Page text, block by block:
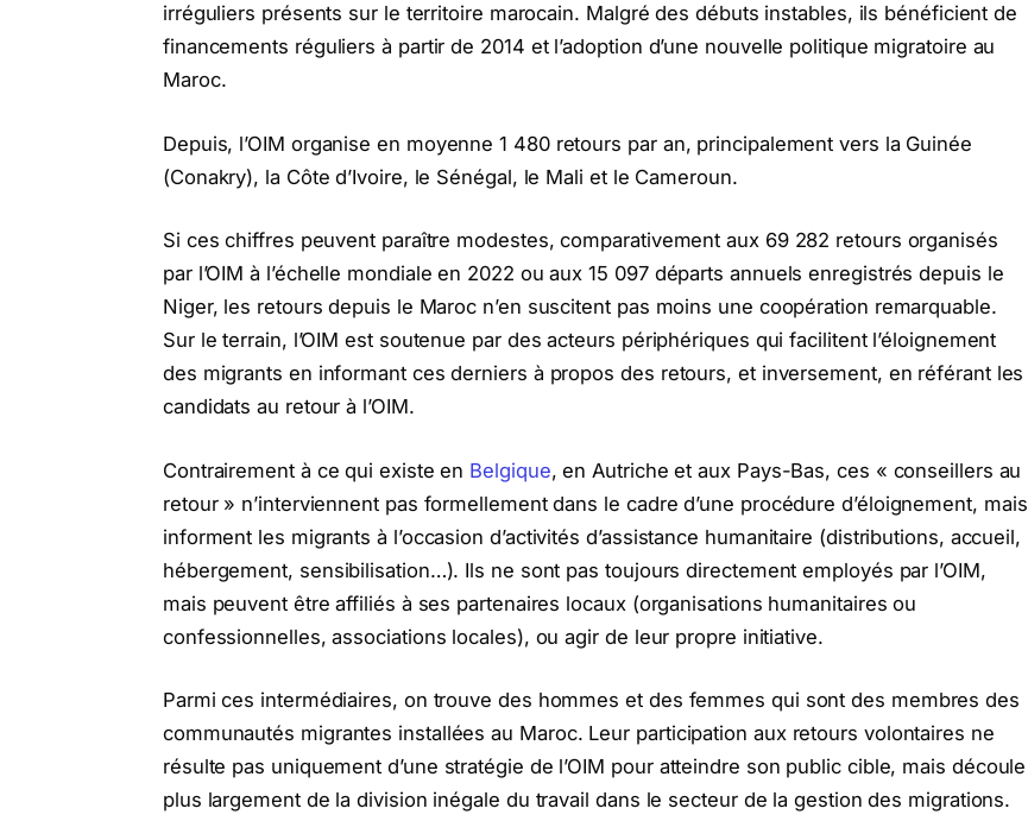
irréguliers présents sur le territoire marocain. Malgré des débuts instables, ils bénéficient de
financements réguliers à partir de 2014 et l’adoption d’une nouvelle politique migratoire au
Maroc.
Depuis, l’OIM organise en moyenne 1 480 retours par an, principalement vers la Guinée
(Conakry), la Côte d’Ivoire, le Sénégal, le Mali et le Cameroun.
Si ces chiffres peuvent paraître modestes, comparativement aux 69 282 retours organisés
par l’OIM à l’échelle mondiale en 2022 ou aux 15 097 départs annuels enregistrés depuis le
Niger, les retours depuis le Maroc n’en suscitent pas moins une coopération remarquable.
Sur le terrain, l’OIM est soutenue par des acteurs périphériques qui facilitent l’éloignement
des migrants en informant ces derniers à propos des retours, et inversement, en référant les
candidats au retour à l’OIM.
Contrairement à ce qui existe en Belgique, en Autriche et aux Pays-Bas, ces « conseillers au
retour » n’interviennent pas formellement dans le cadre d’une procédure d’éloignement, mais
informent les migrants à l’occasion d’activités d’assistance humanitaire (distributions, accueil,
hébergement, sensibilisation…). Ils ne sont pas toujours directement employés par l’OIM,
mais peuvent être affiliés à ses partenaires locaux (organisations humanitaires ou
confessionnelles, associations locales), ou agir de leur propre initiative.
Parmi ces intermédiaires, on trouve des hommes et des femmes qui sont des membres des
communautés migrantes installées au Maroc. Leur participation aux retours volontaires ne
résulte pas uniquement d’une stratégie de l’OIM pour atteindre son public cible, mais découle
plus largement de la division inégale du travail dans le secteur de la gestion des migrations.